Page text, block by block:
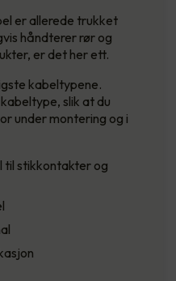
er allerede trukket
håndterer rør og
er det her ett.
kabeltypene.
slik at du
under montering og i
til stikkontakter og